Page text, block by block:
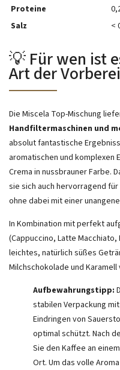
Proteine
Salz
<
💡 Für wen ist
Art der
Die Miscela Top-Mischung
Handfiltermaschinen und
absolut fantastische
aromatischen und komplexen
Crema in nussbrauner Farbe.
sie sich auch hervorragend
ohne dabei mit einer
In Kombination mit perfekt
(Cappuccino, Latte
leichtes, natürlich süßes
Milchschokolade und
Aufbewahrungstipp:
stabilen Verpackung
Eindringen von
optimal schützt. Nach
Sie den Kaffee an
Ort. Um das volle